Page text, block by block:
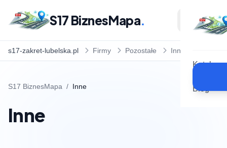
S17 BiznesMapa.
Katalog
Blog
s17-zakret-lubelska.pl Firmy Pozostałe Inne
S17 BiznesMapa / Inne
Inne